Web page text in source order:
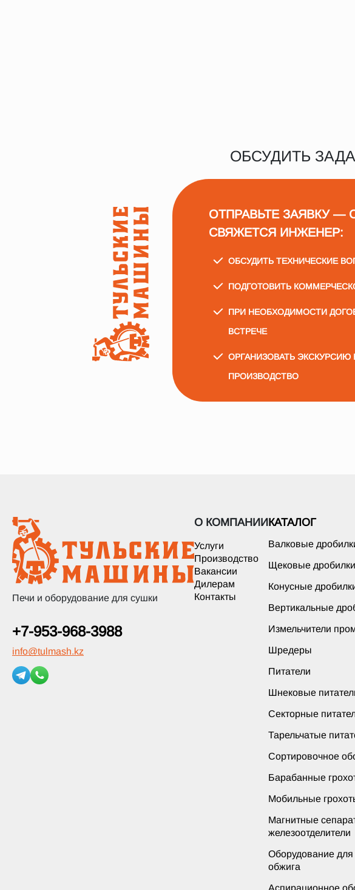
ОБСУДИТЬ
ОТПРАВЬТЕ ЗАЯВКУ —
СВЯЖЕТСЯ ИНЖЕНЕР:
ОБСУДИТЬ ТЕХНИЧЕСКИЕ
ПОДГОТОВИТЬ
ПРИ НЕОБХОДИМОСТИ
ВСТРЕЧЕ
ОРГАНИЗОВАТЬ ЭКСКУРСИЮ
ПРОИЗВОДСТВО
Печи и оборудование для сушки
+7-953-968-3988
info@tulmash.kz
О КОМПАНИИ
Услуги
Производство
Вакансии
Дилерам
Контакты
КАТАЛОГ
Валковые
Щековые дробилки
Конусные
Вертикальные
Измельчители
Шредеры
Питатели
Шнековые
Секторные
Тарельчатые
Сортировочное
Барабанные
Мобильные
Магнитные
железоотделители
Оборудование для
обжига
Аспирационное